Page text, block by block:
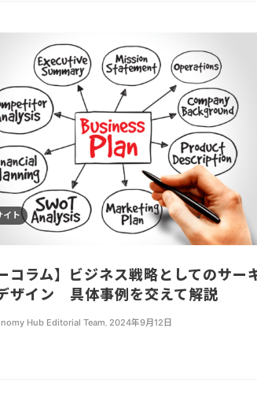
イト
コラム】ビジネス戦略としてのサー
ザイン 具体事例を交えて解説
Hub Editorial Team 2024年9月12日